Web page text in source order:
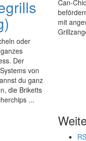
oder
Der
von
du ganz
die Briketts
...
Can-
mit